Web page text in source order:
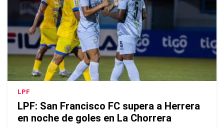
LPF
LPF: San Francisco FC supera a Herrera
en noche de goles en La Chorrera